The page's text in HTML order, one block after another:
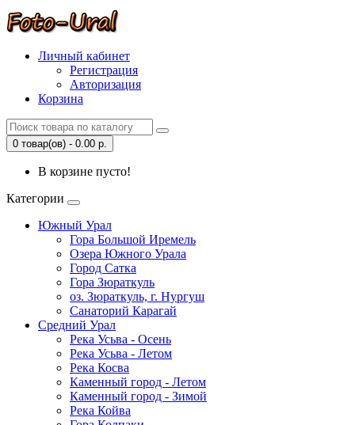
Личный кабинет
Регистрация
Авторизация
Корзина
0 товар(ов) - 0.00 р.
В корзине пусто!
Категории
Южный Урал
Гора Большой Иремель
Озера Южного Урала
Город Сатка
Гора Зюраткуль
оз. Зюраткуль, г. Нургуш
Санаторий Карагай
Средний Урал
Река Усьва - Осень
Река Усьва - Летом
Река Косва
Каменный город - Летом
Каменный город - Зимой
Река Койва